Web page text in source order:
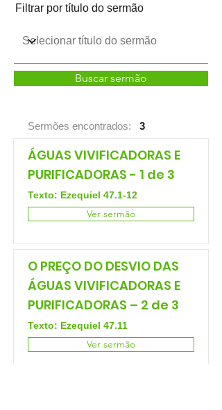
Filtrar por título do sermão
Buscar sermão
Sermões encontrados: 3
ÁGUAS VIVIFICADORAS E
PURIFICADORAS - 1 de 3
Texto: Ezequiel 47.1-12
Ver sermão
O PREÇO DO DESVIO DAS
ÁGUAS VIVIFICADORAS E
PURIFICADORAS – 2 de 3
Texto: Ezequiel 47.11
Ver sermão